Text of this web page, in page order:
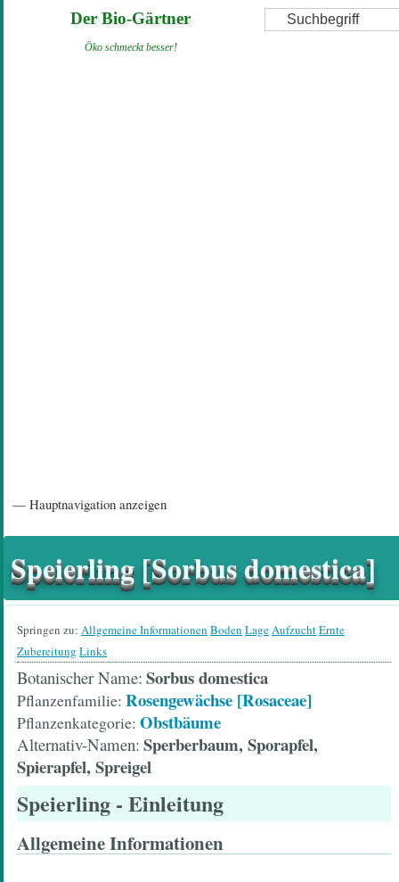
Suche
Der Bio-Gärtner
Öko schmeckt besser!
— Hauptnavigation anzeigen
Speierling [Sorbus domestica]
Springen zu: Allgemeine Informationen Boden LageAufzuchtErnte
Zubereitung Links
Botanischer Name Sorbus domestica
Pflanzenfamilie Rosengewächse [Rosaceae]
Pflanzenkategorie Obstbäume
Alternativ-Namen Sperberbaum, Sporapfel,
Spierapfel, Spreigel
Speierling - Einleitung
Allgemeine Informationen